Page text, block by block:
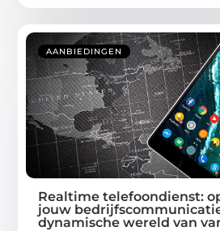
AANBIEDINGEN
Realtime telefoondienst:
jouw
dynamische wereld van